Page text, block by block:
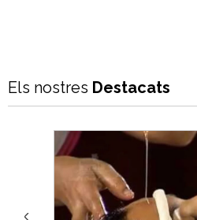
Els nostres Destacats